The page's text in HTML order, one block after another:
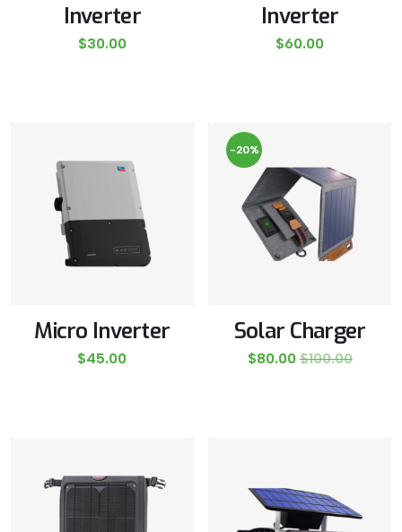
Inverter
$30.00
Inverter
$60.00
Micro Inverter
$45.00
-20%
Solar Charger
$80.00 $100.00